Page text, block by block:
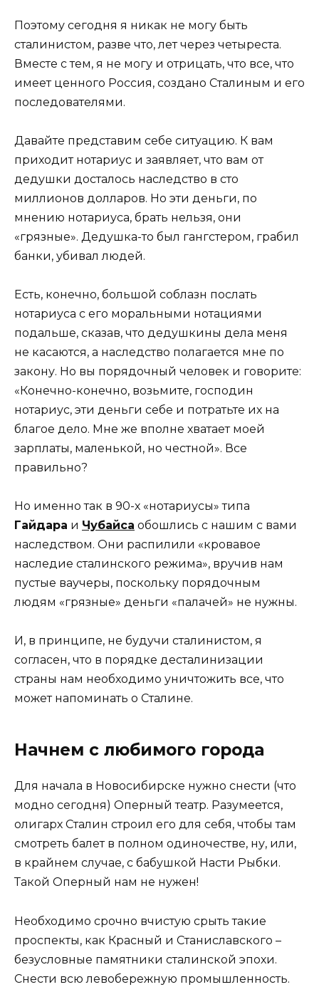
Поэтому сегодня я никак не могу быть
сталинистом, разве что, лет через четыреста.
Вместе с тем, я не могу и отрицать, что все, что
имеет ценного Россия, создано Сталиным и его
последователями.
Давайте представим себе ситуацию. К вам
приходит нотариус и заявляет, что вам от
дедушки досталось наследство в сто
миллионов долларов. Но эти деньги, по
мнению нотариуса, брать нельзя, они
«грязные». Дедушка-то был гангстером, грабил
банки, убивал людей.
Есть, конечно, большой соблазн послать
нотариуса с его моральными нотациями
подальше, сказав, что дедушкины дела меня
не касаются, а наследство полагается мне по
закону. Но вы порядочный человек и говорите:
«Конечно-конечно, возьмите, господин
нотариус, эти деньги себе и потратьте их на
благое дело. Мне же вполне хватает моей
зарплаты, маленькой, но честной». Все
правильно?
Но именно так в 90-х «нотариусы» типа
Гайдара и Чубайса обошлись с нашим с вами
наследством. Они распилили «кровавое
наследие сталинского режима», вручив нам
пустые ваучеры, поскольку порядочным
людям «грязные» деньги «палачей» не нужны.
И, в принципе, не будучи сталинистом, я
согласен, что в порядке десталинизации
страны нам необходимо уничтожить все, что
может напоминать о Сталине.
Начнем с любимого города
Для начала в Новосибирске нужно снести (что
модно сегодня) Оперный театр. Разумеется,
олигарх Сталин строил его для себя, чтобы там
смотреть балет в полном одиночестве, ну, или,
в крайнем случае, с бабушкой Насти Рыбки.
Такой Оперный нам не нужен!
Необходимо срочно вчистую срыть такие
проспекты, как Красный и Станиславского –
безусловные памятники сталинской эпохи.
Снести всю левобережную промышленность.